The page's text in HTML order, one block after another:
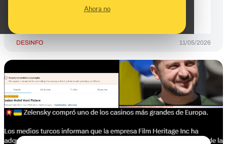
Ahora no
para que no se convirtiera en una
DESINFO 11/05/2026